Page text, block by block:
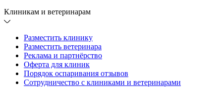
Клиникам и ветеринарам
Разместить клинику
Разместить ветеринара
Реклама и партнёрство
Оферта для клиник
Порядок оспаривания отзывов
Сотрудничество с клиниками и ветеринарами